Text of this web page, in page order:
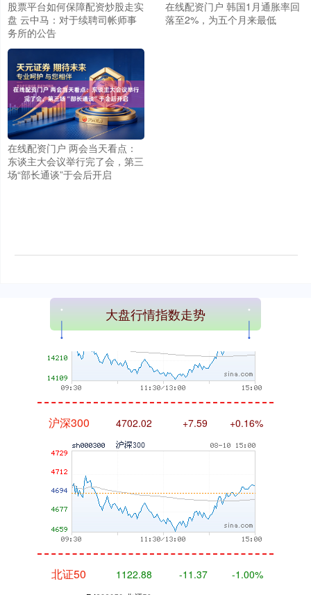
股票平台如何保障配资炒股走实
盘 云中马：对于续聘司帐师事
务所的公告
在线配资门户 韩国1月通胀率回
落至2%，为五个月来最低
在线配资门户 两会当天看点：
东谈主大会议举行完了会，第三
场“部长通谈”于会后开启
大盘行情指数走势
上证综指 3966.59